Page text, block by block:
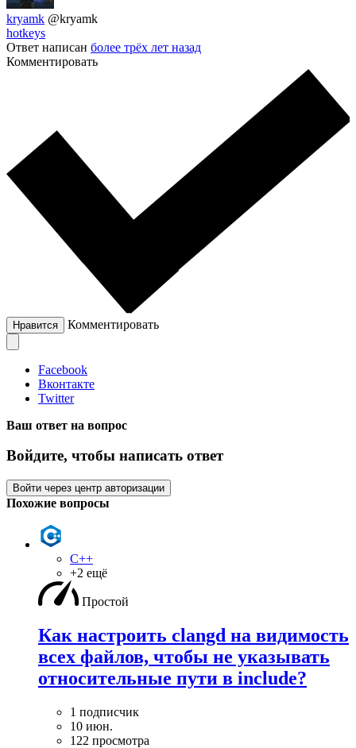
kryamk @kryamk
hotkeys
Ответ написан более трёх лет назад
Комментировать
Нравится Комментировать
Facebook
Вконтакте
Twitter
Ваш ответ на вопрос
Войдите, чтобы написать ответ
Войти через центр авторизации
Похожие вопросы
C++
+2 ещё
Простой
Как настроить clangd на видимость
всех файлов, чтобы не указывать
относительные пути в include?
1 подписчик
10 июн.
122 просмотра